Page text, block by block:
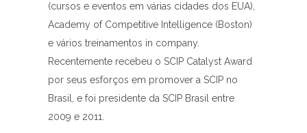
(cursos e eventos em várias cidades dos EUA),
Academy of Competitive Intelligence (Boston)
e vários treinamentos in company.
Recentemente recebeu o SCIP Catalyst Award
por seus esforços em promover a SCIP no
Brasil, e foi presidente da SCIP Brasil entre
2009 e 2011.